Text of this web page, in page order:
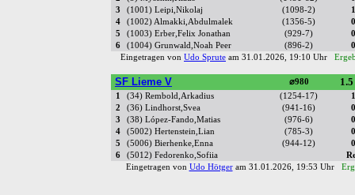
3
(1001) Leipi,Nikolaj (1098-2)
4
(1002) Almakki,Abdulmalek (1356-5)
5
(1003) Erber,Felix Jonathan (929-7)
6
(1004) Grunwald,Noah Peer (896-2)
Eingetragen von Udo Sprute am 31.01.2026, 19:10 Uhr
SF Lieme V ⌀980
1 (34) Rembold,Arkadius (1254-17)
2
(36) Lindhorst,Svea (941-16)
3
(38) López-Fando,Matias (976-6)
4
(5002) Hertenstein,Lian (785-3)
5
(5006) Bierhenke,Enna (944-12)
6
(5012) Fedorenko,Sofiia
Eingetragen von Udo Hötgeram 31.01.2026, 19:53 Uhr